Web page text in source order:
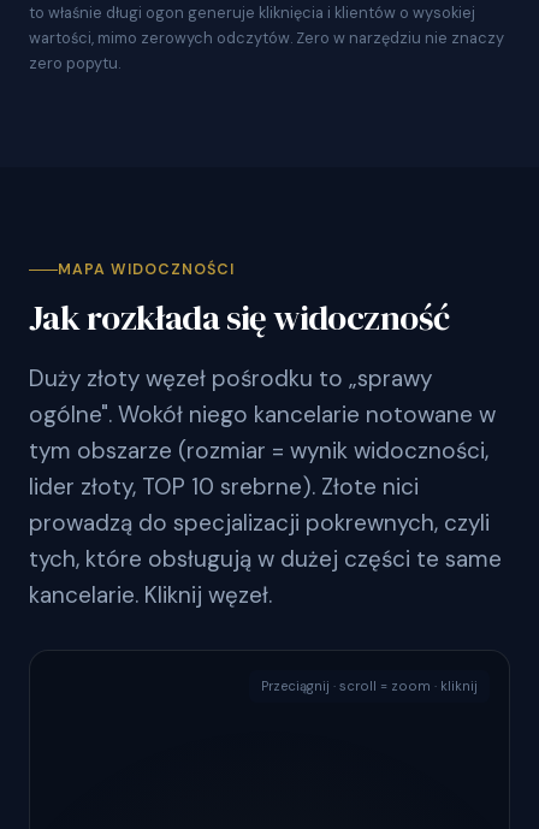
to właśnie długi ogon generuje kliknięcia i klientów o wysokiej
wartości, mimo zerowych odczytów. Zero w narzędziu nie znaczy
zero popytu.
MAPA WIDOCZNOŚCI
Jak rozkłada się widoczność
Duży złoty węzeł pośrodku to „sprawy
ogólne". Wokół niego kancelarie notowane w
tym obszarze (rozmiar = wynik widoczności,
lider złoty, TOP 10 srebrne). Złote nici
prowadzą do specjalizacji pokrewnych, czyli
tych, które obsługują w dużej części te same
kancelarie. Kliknij węzeł.
Przeciągnij · scroll = zoom · kliknij